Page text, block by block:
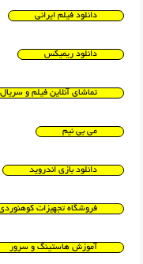
دانلود فیلم ایرانی
دانلود ریمیکس
تماشای آنلاین فیلم و سریال
می بی نیم
دانلود بازی اندروید
فروشگاه تجهیزات
آموزش هاستینگ و سرور